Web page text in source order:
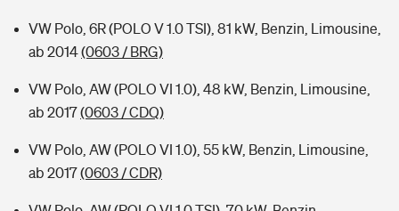
VW Polo, 6R (POLO V 1.0 TSI), 81 kW, Benzin, Limousine,
ab 2014(0603 / BRG)
VW Polo, AW (POLO VI 1.0), 48 kW, Benzin, Limousine,
ab 2017(0603 / CDQ)
VW Polo, AW (POLO VI 1.0), 55 kW, Benzin, Limousine,
ab 2017(0603 / CDR)